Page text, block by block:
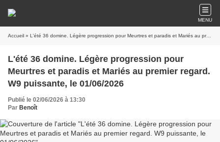
MENU
Accueil » L'été 36 domine. Légère progression pour Meurtres et paradis et Mariés au premier regard. W9 puissante, le 01/06/2026
L'été 36 domine. Légère progression pour
Meurtres et paradis et Mariés au premier regard.
W9 puissante, le 01/06/2026
Publié le 02/06/2026 à 13:30
Par Benoît